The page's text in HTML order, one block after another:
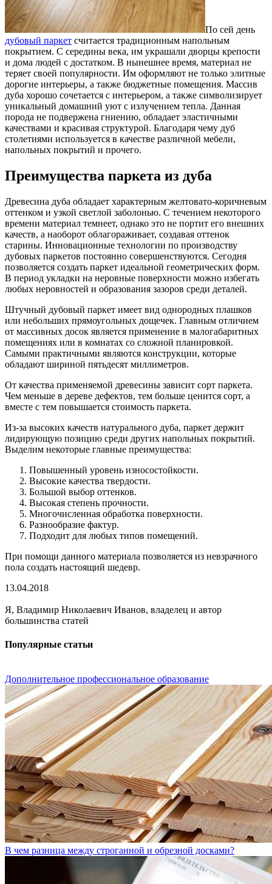
По сей день
дубовый паркет считается традиционным напольным
покрытием. С середины века, им украшали дворцы крепости
и дома людей с достатком. В нынешнее время, материал не
теряет своей популярности. Им оформляют не только элитные
дорогие интерьеры, а также бюджетные помещения. Массив
дуба хорошо сочетается с интерьером, а также символизирует
уникальный домашний уют с излучением тепла. Данная
порода не подвержена гниению, обладает эластичными
качествами и красивая структурой. Благодаря чему дуб
столетиями используется в качестве различной мебели,
напольных покрытий и прочего.
Преимущества паркета из дуба
Древесина дуба обладает характерным желтовато-коричневым
оттенком и узкой светлой заболонью. С течением некоторого
времени материал темнеет, однако это не портит его внешних
качеств, а наоборот облагораживает, создавая оттенок
старины. Инновационные технологии по производству
дубовых паркетов постоянно совершенствуются. Сегодня
позволяется создать паркет идеальной геометрических форм.
В период укладки на неровные поверхности можно избегать
любых неровностей и образования зазоров среди деталей.
Штучный дубовый паркет имеет вид однородных плашков
или небольших прямоугольных дощечек. Главным отличием
от массивных досок является применение в малогабаритных
помещениях или в комнатах со сложной планировкой.
Самыми практичными являются конструкции, которые
обладают шириной пятьдесят миллиметров.
От качества применяемой древесины зависит сорт паркета.
Чем меньше в дереве дефектов, тем больше ценится сорт, а
вместе с тем повышается стоимость паркета.
Из-за высоких качеств натурального дуба, паркет держит
лидирующую позицию среди других напольных покрытий.
Выделим некоторые главные преимущества:
Повышенный уровень износостойкости.
Высокие качества твердости.
Большой выбор оттенков.
Высокая степень прочности.
Многочисленная обработка поверхности.
Разнообразие фактур.
Подходит для любых типов помещений.
При помощи данного материала позволяется из невзрачного
пола создать настоящий шедевр.
13.04.2018
Я, Владимир Николаевич Иванов, владелец и автор
большинства статей
Популярные статьи
Дополнительное профессиональное образование
В чем разница между строганной и обрезной досками?